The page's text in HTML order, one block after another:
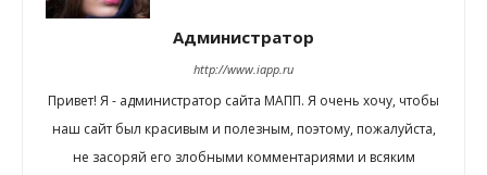
Администратор
http://www.iapp.ru
Привет! Я - администратор сайта МАПП. Я очень хочу, чтобы
наш сайт был красивым и полезным, поэтому, пожалуйста,
не засоряй его злобными комментариями и всяким